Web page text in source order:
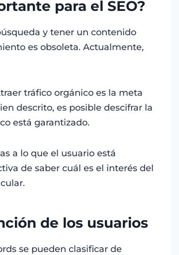
para el SEO?
y tener un contenido
es obsoleta. Actualmente,
tráfico orgánico es la meta
descrito, es posible descifrar la
está garantizado.
a lo que el usuario está
de saber cuál es el interés del
de los usuarios
se pueden clasificar de